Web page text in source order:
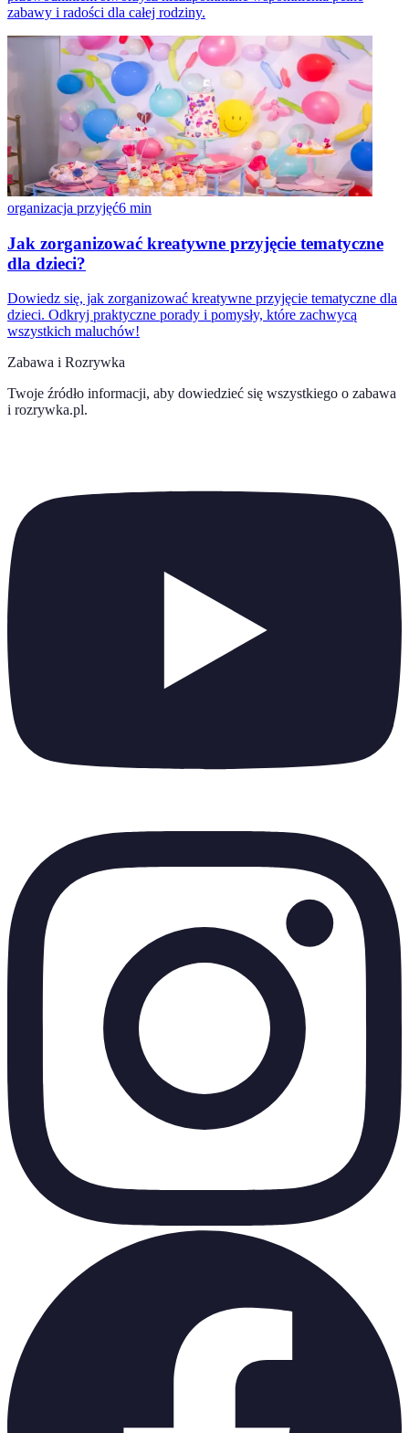
zabawy i radości dla całej rodziny.
organizacja przyjęć6 min
Jak zorganizować kreatywne przyjęcie tematyczne
dla dzieci?
Dowiedz się, jak zorganizować kreatywne przyjęcie tematyczne dla
dzieci. Odkryj praktyczne porady i pomysły, które zachwycą
wszystkich maluchów!
Zabawa i Rozrywka
Twoje źródło informacji, aby dowiedzieć się wszystkiego o zabawa
i rozrywka.pl.